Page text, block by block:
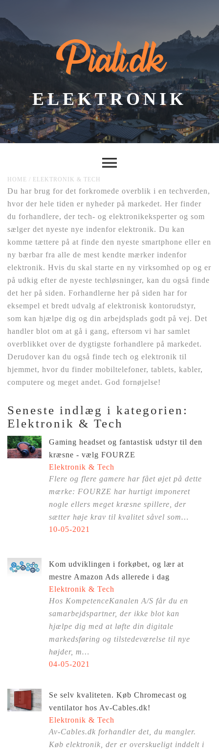
Piali.dk
ELEKTRONIK
HOME / ELEKTRONIK & TECH
Du har brug for det forkromede overblik i en techverden,
hvor der hele tiden er nyheder på markedet. Her finder
du forhandlere, der tech- og elektronikeksperter og som
sælger det nyeste nye indenfor elektronik. Du kan
komme tættere på at finde den nyeste smartphone eller en
ny bærbar fra alle de mest kendte mærker indenfor
elektronik. Hvis du skal starte en ny virksomhed op og er
på udkig efter de nyeste techløsninger, kan du også finde
det her på siden. Forhandlerne her på siden har for
eksempel et bredt udvalg af elektronisk kontorudstyr,
som kan hjælpe dig og din arbejdsplads godt på vej. Det
handler blot om at gå i gang, eftersom vi har samlet
overblikket over de dygtigste forhandlere på markedet.
Derudover kan du også finde tech og elektronik til
hjemmet, hvor du finder mobiltelefoner, tablets, kabler,
computere og meget andet. God fornøjelse!
Seneste indlæg i kategorien:
Elektronik & Tech
Gaming headset og fantastisk udstyr til den
kræsne - vælg FOURZE
Elektronik & Tech
Flere og flere gamere har fået øjet på dette
mærke: FOURZE har hurtigt imponeret
nogle ellers meget kræsne spillere, der
sætter høje krav til kvalitet såvel som…
10-05-2021
Kom udviklingen i forkøbet, og lær at
mestre Amazon Ads allerede i dag
Elektronik & Tech
Hos KompetenceKanalen A/S får du en
samarbejdspartner, der ikke blot kan
hjælpe dig med at løfte din digitale
markedsføring og tilstedeværelse til nye
højder, m…
04-05-2021
Se selv kvaliteten. Køb Chromecast og
ventilator hos Av-Cables.dk!
Elektronik & Tech
Av-Cables.dk forhandler det, du mangler.
Køb elektronik, der er overskueligt inddelt i